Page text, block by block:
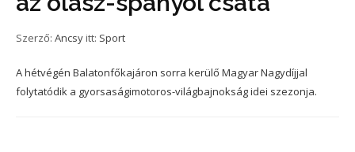
Szerző: Ancsy itt: Sport
A hétvégén Balatonfőkajáron sorra kerülő Magyar Nagydíjjal
folytatódik a gyorsaságimotoros-világbajnokság idei szezonja.